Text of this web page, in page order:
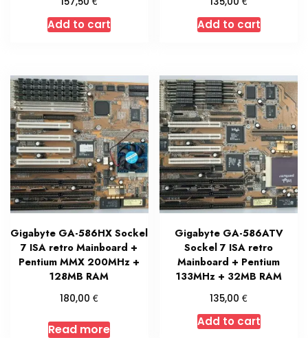
Add to cart Add to cart
Gigabyte GA-586HX Sockel
7 ISA retro Mainboard +
Pentium MMX 200MHz +
128MB RAM
180,00€
Read more
Gigabyte GA-586ATV
Sockel 7 ISA retro
Mainboard + Pentium
133MHz + 32MB RAM
135,00€
Add to cart